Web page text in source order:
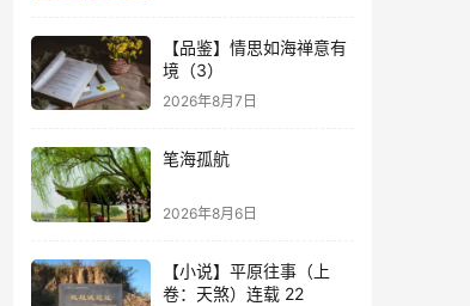
【品鉴】情思如海禅意有
境（3）
2026年8月7日
笔海孤航
2026年8月6日
【小说】平原往事（上
卷：天煞）连载 22